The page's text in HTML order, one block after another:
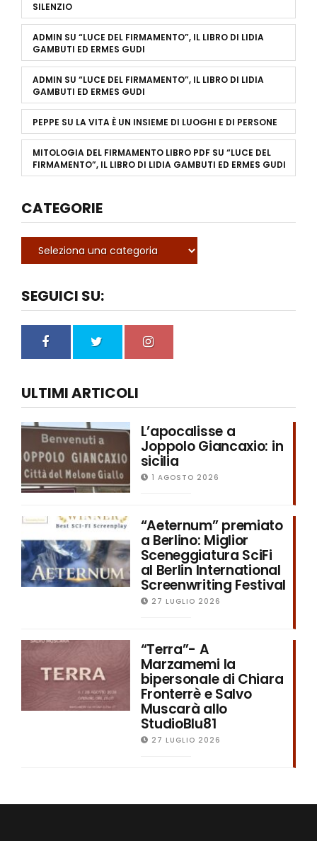
SILENZIO
ADMIN SU “LUCE DEL FIRMAMENTO”, IL LIBRO DI LIDIA
GAMBUTI ED ERMES GUDI
ADMIN SU “LUCE DEL FIRMAMENTO”, IL LIBRO DI LIDIA
GAMBUTI ED ERMES GUDI
PEPPE SU LA VITA È UN INSIEME DI LUOGHI E DI PERSONE
MITOLOGIA DEL FIRMAMENTO LIBRO PDF SU “LUCE DEL
FIRMAMENTO”, IL LIBRO DI LIDIA GAMBUTI ED ERMES GUDI
CATEGORIE
SEGUICI SU:
ULTIMI ARTICOLI
L’apocalisse a
Joppolo Giancaxio: in
sicilia
1 AGOSTO 2026
“Aeternum” premiato
a Berlino: Miglior
Sceneggiatura SciFi
al Berlin International
Screenwriting Festival
27 LUGLIO 2026
“Terra”- A
Marzamemi la
bipersonale di Chiara
Fronterrè e Salvo
Muscarà allo
StudioBlu81
27 LUGLIO 2026